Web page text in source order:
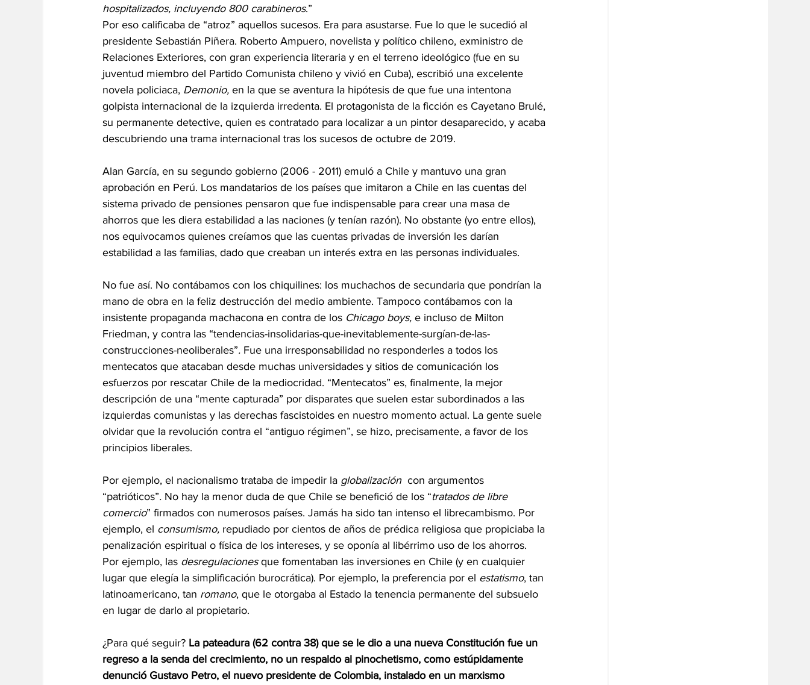
hospitalizados, incluyendo 800 carabineros.”
Por eso calificaba de “atroz” aquellos sucesos. Era para asustarse. Fue lo que le sucedió al
presidente Sebastián Piñera. Roberto Ampuero, novelista y político chileno, exministro de
Relaciones Exteriores, con gran experiencia literaria y en el terreno ideológico (fue en su
juventud miembro del Partido Comunista chileno y vivió en Cuba), escribió una excelente
novela policiaca, Demonio, en la que se aventura la hipótesis de que fue una intentona
golpista internacional de la izquierda irredenta. El protagonista de la ficción es Cayetano Brulé,
su permanente detective, quien es contratado para localizar a un pintor desaparecido, y acaba
descubriendo una trama internacional tras los sucesos de octubre de 2019.
Alan García, en su segundo gobierno (2006 - 2011) emuló a Chile y mantuvo una gran
aprobación en Perú. Los mandatarios de los países que imitaron a Chile en las cuentas del
sistema privado de pensiones pensaron que fue indispensable para crear una masa de
ahorros que les diera estabilidad a las naciones (y tenían razón). No obstante (yo entre ellos),
nos equivocamos quienes creíamos que las cuentas privadas de inversión les darían
estabilidad a las familias, dado que creaban un interés extra en las personas individuales.
No fue así. No contábamos con los chiquilines: los muchachos de secundaria que pondrían la
mano de obra en la feliz destrucción del medio ambiente. Tampoco contábamos con la
insistente propaganda machacona en contra de los Chicago boys, e incluso de Milton
Friedman, y contra las “tendencias-insolidarias-que-inevitablemente-surgían-de-las-
construcciones-neoliberales”. Fue una irresponsabilidad no responderles a todos los
mentecatos que atacaban desde muchas universidades y sitios de comunicación los
esfuerzos por rescatar Chile de la mediocridad. “Mentecatos” es, finalmente, la mejor
descripción de una “mente capturada” por disparates que suelen estar subordinados a las
izquierdas comunistas y las derechas fascistoides en nuestro momento actual. La gente suele
olvidar que la revolución contra el “antiguo régimen”, se hizo, precisamente, a favor de los
principios liberales.
Por ejemplo, el nacionalismo trataba de impedir la globalización con argumentos
“patrióticos”. No hay la menor duda de que Chile se benefició de los “tratados de libre
comercio” firmados con numerosos países. Jamás ha sido tan intenso el librecambismo. Por
ejemplo, el consumismo, repudiado por cientos de años de prédica religiosa que propiciaba la
penalización espiritual o física de los intereses, y se oponía al libérrimo uso de los ahorros.
Por ejemplo, las desregulaciones que fomentaban las inversiones en Chile (y en cualquier
lugar que elegía la simplificación burocrática). Por ejemplo, la preferencia por el estatismo, tan
latinoamericano, tan romano, que le otorgaba al Estado la tenencia permanente del subsuelo
en lugar de darlo al propietario.
¿Para qué seguir? La pateadura (62 contra 38) que se le dio a una nueva Constitución fue un
regreso a la senda del crecimiento, no un respaldo al pinochetismo, como estúpidamente
denunció Gustavo Petro, el nuevo presidente de Colombia, instalado en un marxismo